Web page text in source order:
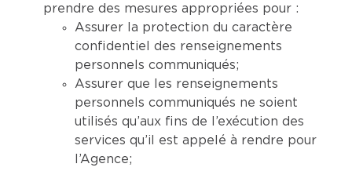
prendre des mesures appropriées pour :
Assurer la protection du caractère
confidentiel des renseignements
personnels communiqués;
Assurer que les renseignements
personnels communiqués ne soient
utilisés qu’aux fins de l’exécution des
services qu’il est appelé à rendre pour
l’Agence;